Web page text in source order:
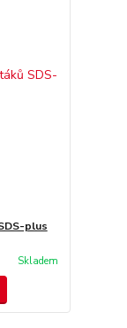
plus
Skladem